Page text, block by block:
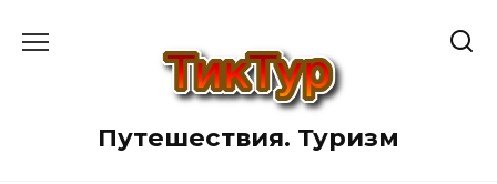
Путешествия. Туризм